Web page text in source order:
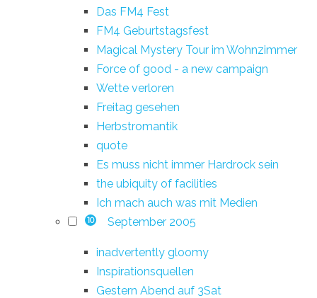
Das FM4 Fest
FM4 Geburtstagsfest
Magical Mystery Tour im Wohnzimmer
Force of good - a new campaign
Wette verloren
Freitag gesehen
Herbstromantik
quote
Es muss nicht immer Hardrock sein
the ubiquity of facilities
Ich mach auch was mit Medien
10 September 2005
inadvertently gloomy
Inspirationsquellen
Gestern Abend auf 3Sat